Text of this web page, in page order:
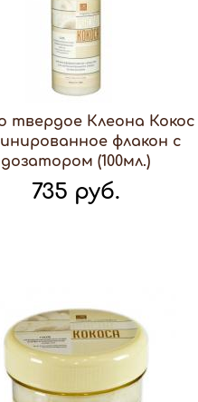
твердое Клеона Кокос
флакон с
дозатором (100мл.)
735 руб.